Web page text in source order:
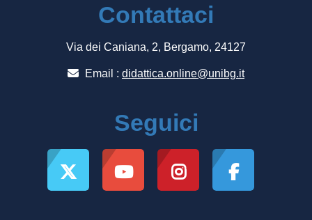
Contattaci
Via dei Caniana, 2, Bergamo, 24127
Email : didattica.online@unibg.it
Seguici